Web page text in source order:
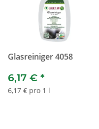
Glasreiniger 4058
6,17 € *
6,17 € pro 1 l